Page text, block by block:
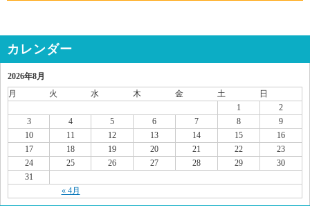
カレンダー
2026年8月
月
火 水 木 金 土 日
« 4月
1
2
3
4 5 6 7 8
9
10
11 12 13 14 15
16
17
18 19 20 21 22
23
24
25 26 27 28 29
30
31